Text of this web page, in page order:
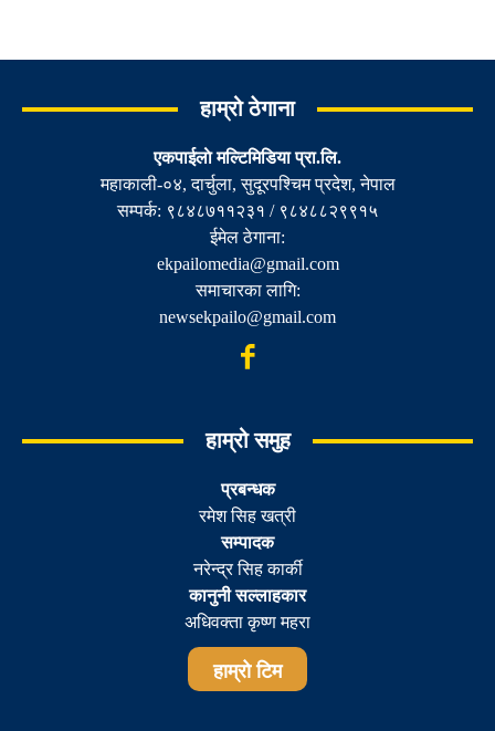
हाम्रो ठेगाना
एकपाईलाे मल्टिमिडिया प्रा.लि.
महाकाली-०४, दार्चुला, सुदूरपश्चिम प्रदेश, नेपाल
सम्पर्क: ९८४८७११२३१ / ९८४८८२९९१५
ईमेल ठेगाना:
ekpailomedia@gmail.com
समाचारका लागि:
newsekpailo@gmail.com
हाम्रो समुह
प्रबन्धक
रमेश सिह खत्री
सम्पादक
नरेन्द्र सिह कार्की
कानुनी सल्लाहकार
अधिवक्ता कृष्ण महरा
हाम्रो टिम